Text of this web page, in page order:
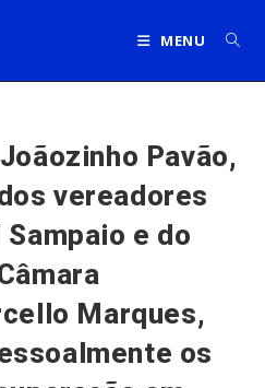
MENU
Pavão,
vereadores
e do
Marques,
os